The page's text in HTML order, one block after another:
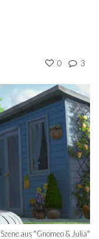
0 3
aus "Gnomeo & Julia"